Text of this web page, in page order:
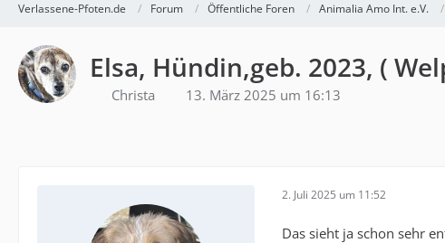
Verlassene-Pfoten.de Forum Öffentliche Foren Animalia Amo Int. e.V.
Elsa, Hündin,geb. 2023, (
Christa 13. März 2025 um 16:13
2. Juli 2025 um 11:52
Das sieht ja schon sehr